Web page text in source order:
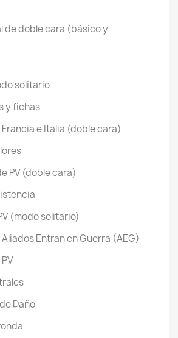
de doble cara (básico y
solitario
y fichas
e Italia (doble cara)
PV (doble cara)
(modo solitario)
Entran en Guerra (AEG)
Daño